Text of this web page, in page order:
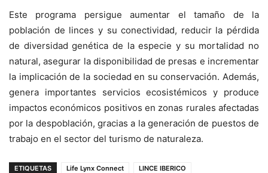
Este programa persigue aumentar el tamaño de la
población de linces y su conectividad, reducir la pérdida
de diversidad genética de la especie y su mortalidad no
natural, asegurar la disponibilidad de presas e incrementar
la implicación de la sociedad en su conservación. Además,
genera importantes servicios ecosistémicos y produce
impactos económicos positivos en zonas rurales afectadas
por la despoblación, gracias a la generación de puestos de
trabajo en el sector del turismo de naturaleza.
ETIQUETAS Life Lynx Connect LINCE IBERICO